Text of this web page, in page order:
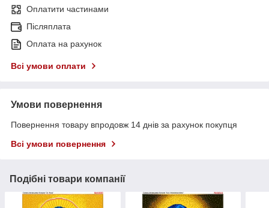
Оплатити частинами
Післяплата
Оплата на рахунок
Всі умови оплати
Умови повернення
Повернення товару впродовж 14 днів за рахунок покупця
Всі умови повернення
Подібні товари компанії